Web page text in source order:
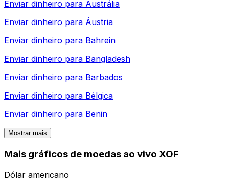
Enviar dinheiro para Austrália
Enviar dinheiro para Áustria
Enviar dinheiro para Bahrein
Enviar dinheiro para Bangladesh
Enviar dinheiro para Barbados
Enviar dinheiro para Bélgica
Enviar dinheiro para Benin
Mostrar mais
Mais gráficos de moedas ao vivo XOF
Dólar americano